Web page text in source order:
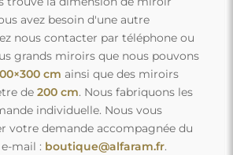
avez besoin d'une autre
nous contacter par téléphone ou
grands miroirs que nous pouvons
cm ainsi que des miroirs
de 200 cm. Nous fabriquons les
individuelle. Nous vous
votre demande accompagnée du
mail : boutique@alfaram.fr.